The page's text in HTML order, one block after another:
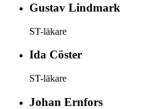
Gustav Lindmark
ST-läkare
Ida Cöster
ST-läkare
Johan Ernfors